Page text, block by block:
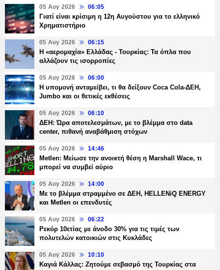
05 Αυγ 2026 06:05
Γιατί είναι κρίσιμη η 12η Αυγούστου για το ελληνικό
Χρηματιστήριο
05 Αυγ 2026 06:15
Η «αερομαχία» Ελλάδας - Τουρκίας: Τα όπλα που
αλλάζουν τις ισορροπίες
05 Αυγ 2026 06:00
Η υπομονή ανταμείβει, τι θα δείξουν Coca Cola-ΔΕΗ,
Jumbo και οι θετικές εκθέσεις
05 Αυγ 2026 06:10
ΔΕΗ: Ώρα αποτελεσμάτων, με το βλέμμα στο data
center, πιθανή αναβάθμιση στόχων
05 Αυγ 2026 14:46
Metlen: Μείωσε την ανοικτή θέση η Marshall Wace, τι
μπορεί να συμβεί αύριο
05 Αυγ 2026 14:00
Με το βλέμμα στραμμένο σε ΔΕΗ, HELLENiQ ENERGY
και Metlen οι επενδυτές
05 Αυγ 2026 06:22
Ρεκόρ 10ετίας με άνοδο 30% για τις τιμές των
πολυτελών κατοικιών στις Κυκλάδες
05 Αυγ 2026 10:10
Καγιά Κάλλας: Ζητούμε σεβασμό της Τουρκίας στα